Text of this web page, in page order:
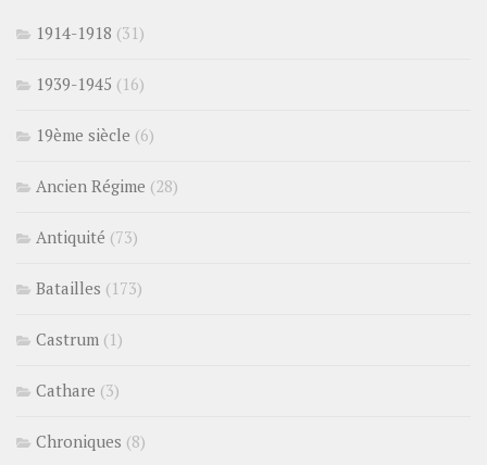
1914-1918 (31)
1939-1945 (16)
19ème siècle (6)
Ancien Régime (28)
Antiquité (73)
Batailles (173)
Castrum (1)
Cathare (3)
Chroniques (8)